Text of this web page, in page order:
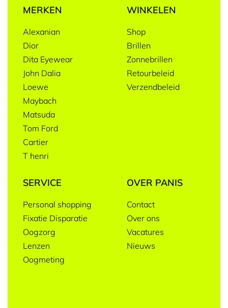
MERKEN
Alexanian
Dior
Dita Eyewear
John Dalia
Loewe
Maybach
Matsuda
Tom Ford
Cartier
T henri
WINKELEN
Shop
Brillen
Zonnebrillen
Retourbeleid
Verzendbeleid
SERVICE
Personal shopping
Fixatie Disparatie
Oogzorg
Lenzen
Oogmeting
OVER PANIS
Contact
Over ons
Vacatures
Nieuws